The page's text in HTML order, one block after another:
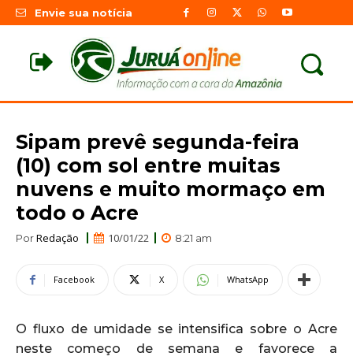
Envie sua notícia
Sipam prevê segunda-feira
(10) com sol entre muitas
nuvens e muito mormaço em
todo o Acre
PorRedação 10/01/22 8:21 am
Facebook X WhatsApp
O fluxo de umidade se intensifica sobre o Acre
neste começo de semana e favorece a